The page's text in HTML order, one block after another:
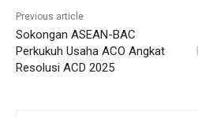
Previous article
Sokongan ASEAN-BAC
Perkukuh Usaha ACO Angkat
Resolusi ACD 2025